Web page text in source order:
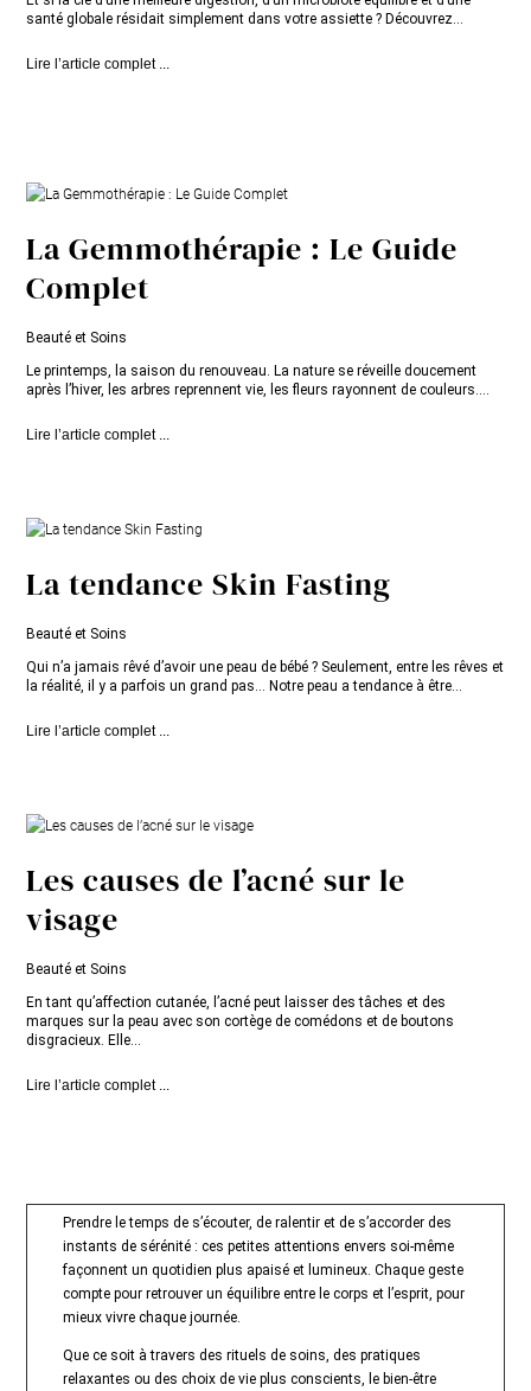
santé globale résidait simplement dans votre assiette ? Découvrez...
Lire l’article complet ...
La Gemmothérapie : Le Guide
Complet
Beauté et Soins
Le printemps, la saison du renouveau. La nature se réveille doucement
après l’hiver, les arbres reprennent vie, les fleurs rayonnent de couleurs....
Lire l’article complet ...
La tendance Skin Fasting
Beauté et Soins
Qui n’a jamais rêvé d’avoir une peau de bébé ? Seulement, entre les rêves et
la réalité, il y a parfois un grand pas... Notre peau a tendance à être...
Lire l’article complet ...
Les causes de l’acné sur le
visage
Beauté et Soins
En tant qu’affection cutanée, l’acné peut laisser des tâches et des
marques sur la peau avec son cortège de comédons et de boutons
disgracieux. Elle...
Lire l’article complet ...
Prendre le temps de s’écouter, de ralentir et de s’accorder des
instants de sérénité : ces petites attentions envers soi-même
façonnent un quotidien plus apaisé et lumineux. Chaque geste
compte pour retrouver un équilibre entre le corps et l’esprit, pour
mieux vivre chaque journée.
Que ce soit à travers des rituels de soins, des pratiques
relaxantes ou des choix de vie plus conscients, le bien-être